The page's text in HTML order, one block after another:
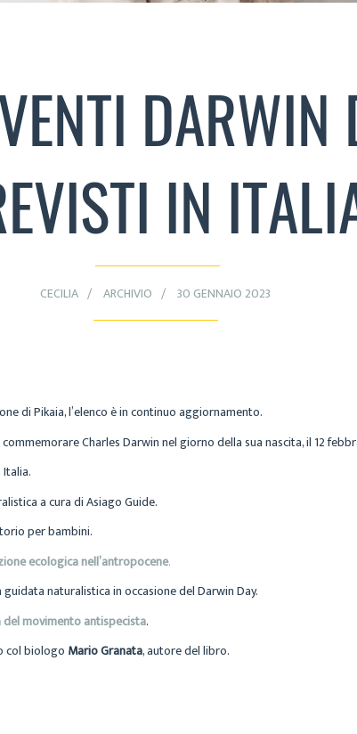
IN
CECILIA ARCHIVIO 30 GENNAIO 2023
di Pikaia, l’elenco è in continuo aggiornamento.
Charles Darwin nel giorno della sua nascita, il 12
a cura di Asiago Guide.
per bambini.
ecologica nell’antropocene.
guidata naturalistica in occasione del Darwin Day.
del movimento antispecista.
col biologo Mario Granata, autore del libro.